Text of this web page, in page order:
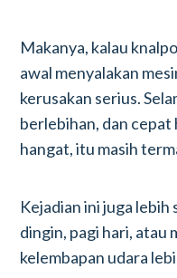
Makanya, kalau
awal menyalakan
kerusakan serius.
berlebihan, dan cepat
hangat, itu masih
Kejadian ini juga lebih
dingin, pagi hari, atau
kelembapan udara